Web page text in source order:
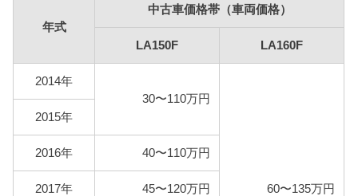
年式
中古車価格帯（車両価格）
LA150F LA160F
2014年
30〜110万円
60〜135万円
2015年
2016年 40〜110万円
2017年 45〜120万円